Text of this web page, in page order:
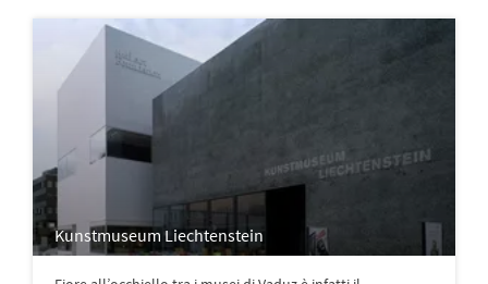
Kunstmuseum Liechtenstein